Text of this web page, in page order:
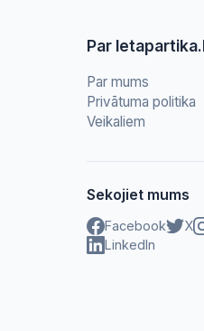
Par
Par mums
Privātuma politika
Veikaliem
Sekojiet mums
Facebook X
LinkedIn